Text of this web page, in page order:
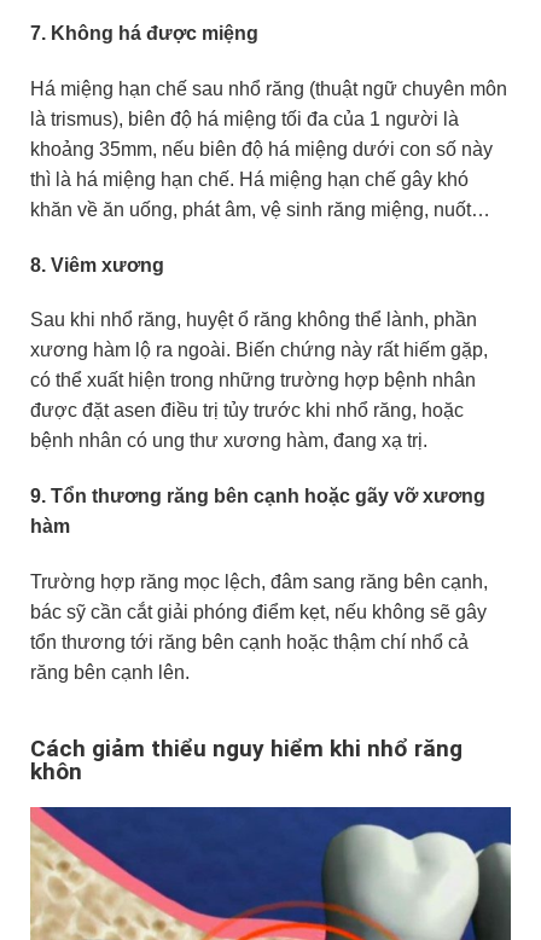
7. Không há được miệng
Há miệng hạn chế sau nhổ răng (thuật ngữ chuyên môn
là trismus), biên độ há miệng tối đa của 1 người là
khoảng 35mm, nếu biên độ há miệng dưới con số này
thì là há miệng hạn chế. Há miệng hạn chế gây khó
khăn về ăn uống, phát âm, vệ sinh răng miệng, nuốt…
8. Viêm xương
Sau khi nhổ răng, huyệt ổ răng không thể lành, phần
xương hàm lộ ra ngoài. Biến chứng này rất hiếm gặp,
có thể xuất hiện trong những trường hợp bệnh nhân
được đặt asen điều trị tủy trước khi nhổ răng, hoặc
bệnh nhân có ung thư xương hàm, đang xạ trị.
9. Tổn thương răng bên cạnh hoặc gãy vỡ xương
hàm
Trường hợp răng mọc lệch, đâm sang răng bên cạnh,
bác sỹ cần cắt giải phóng điểm kẹt, nếu không sẽ gây
tổn thương tới răng bên cạnh hoặc thậm chí nhổ cả
răng bên cạnh lên.
Cách giảm thiểu nguy hiểm khi nhổ răng
khôn